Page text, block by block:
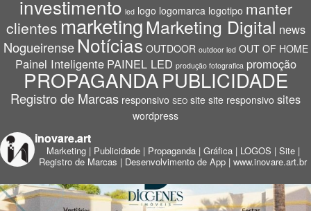
investimento led logo logomarca logotipo manter
clientes marketingMarketing Digital news
Nogueirense Notícias OUTDOOR outdoor led OUT OF HOME
Painel Inteligente PAINEL LED produção fotografica promoção
PROPAGANDAPUBLICIDADE
Registro de Marcas responsivo SEO site site responsivo sites
wordpress
inovare.art
Marketing | Publicidade | Propaganda | Gráfica | LOGOS | Site |
Registro de Marcas | Desenvolvimento de App | www.inovare.art.br